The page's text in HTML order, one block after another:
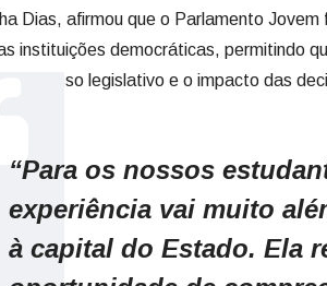
Dias, afirmou que o Parlamento
instituições democráticas, permitindo
processo legislativo e o impacto das
“Para os nossos
experiência vai muito
à capital do Estado. Ela